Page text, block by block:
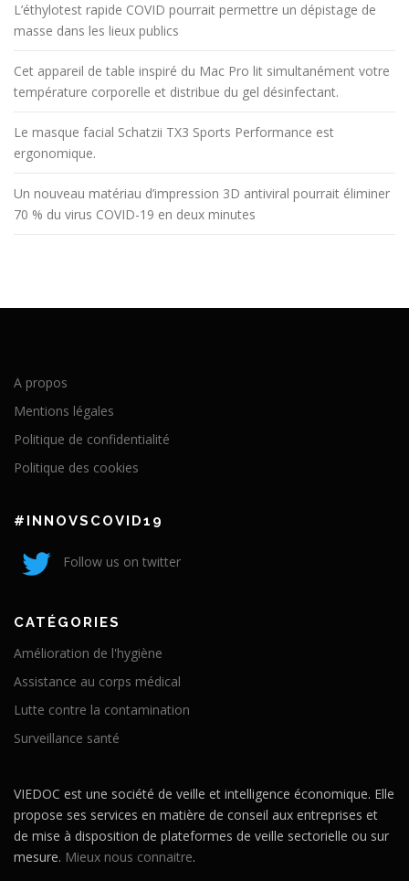
L’éthylotest rapide COVID pourrait permettre un dépistage de
masse dans les lieux publics
Cet appareil de table inspiré du Mac Pro lit simultanément votre
température corporelle et distribue du gel désinfectant.
Le masque facial Schatzii TX3 Sports Performance est
ergonomique.
Un nouveau matériau d’impression 3D antiviral pourrait éliminer
70 % du virus COVID-19 en deux minutes
A propos
Mentions légales
Politique de confidentialité
Politique des cookies
#INNOVSCOVID19
Follow us on twitter
CATÉGORIES
Amélioration de l'hygiène
Assistance au corps médical
Lutte contre la contamination
Surveillance santé
VIEDOC est une société de veille et intelligence économique. Elle
propose ses services en matière de conseil aux entreprises et
de mise à disposition de plateformes de veille sectorielle ou sur
mesure. Mieux nous connaitre.